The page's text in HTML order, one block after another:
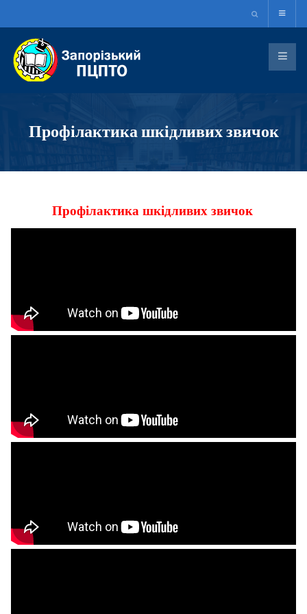
Профілактика шкідливих звичок
Профілактика шкідливих звичок